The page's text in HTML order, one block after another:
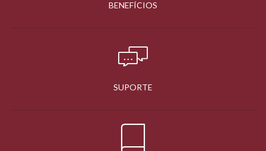
BENEFÍCIOS
SUPORTE